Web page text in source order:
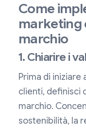
Come
marketing
marchio
1. Chiarire i
Prima di iniziare
clienti, definisci
marchio.
sostenibilità, la